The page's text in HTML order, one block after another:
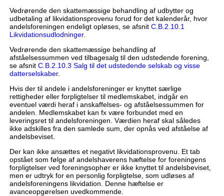
Vedrørende den skattemæssige behandling af udbytter og
udbetaling af likvidationsprovenu forud for det kalenderår, hvor
andelsforeningen endeligt opløses, se afsnit C.B.2.10.1
Likvidationsudlodninger.
Vedrørende den skattemæssige behandling af
afståelsessummen ved tilbagesalg til den udstedende forening,
se afsnit C.B.2.10.3 Salg til det udstedende selskab og visse
datterselskaber.
Hvis der til andele i andelsforeninger er knyttet særlige
rettigheder eller forpligtelser til medlemskabet, indgår en
eventuel værdi heraf i anskaffelses- og afståelsessummen for
andelen. Medlemskabet kan fx være forbundet med en
leveringsret til andelsforeningen. Værdien heraf skal således
ikke adskilles fra den samlede sum, der opnås ved afståelse af
andelsbeviset.
Der kan ikke ansættes et negativt likvidationsprovenu. Et tab
opstået som følge af andelshaverens hæftelse for foreningens
forpligtelser ved foreningsophør er ikke knyttet til andelsbeviset,
men er udtryk for en personlig forpligtelse, som udløses af
andelsforeningens likvidation. Denne hæftelse er
avanceopgørelsen uvedkommende.